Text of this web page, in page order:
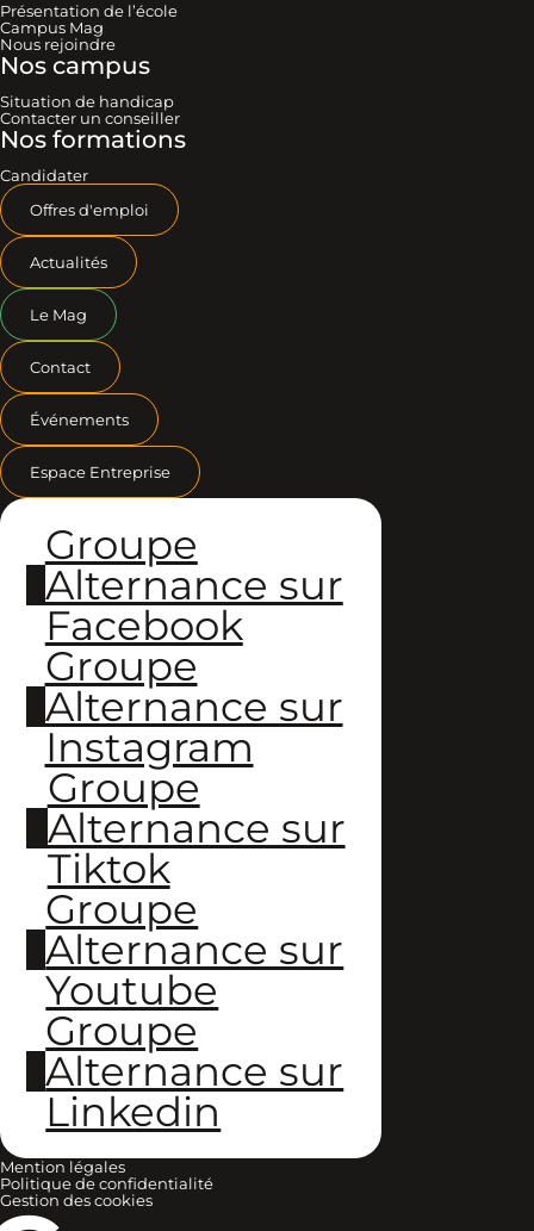
Présentation de l’école
Campus Mag
Nous rejoindre
Nos campus
Situation de handicap
Contacter un conseiller
Nos formations
Candidater
Offres d'emploi
Actualités
Le Mag
Contact
Événements
Espace Entreprise
Groupe
Alternance sur
Facebook
Groupe
Alternance sur
Instagram
Groupe
Alternance sur
Tiktok
Groupe
Alternance sur
Youtube
Groupe
Alternance sur
Linkedin
Mention légales
Politique de confidentialité
Gestion des cookies